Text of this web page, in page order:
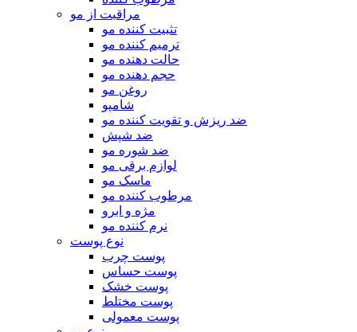
مراقبت از مو
تثبیت کننده مو
ترمیم کننده مو
حالت دهنده مو
حجم دهنده مو
روغن مو
شامپو
ضد ریزش و تقویت کننده مو
ضد شپش
ضد شوره مو
لوازم برقی مو
ماسک مو
مرطوب کننده مو
مژه و ابرو
نرم کننده مو
نوع پوست
پوست چرب
پوست حساس
پوست خشک
پوست مختلط
پوست معمولی